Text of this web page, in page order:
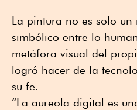
La pintura no es solo
simbólico entre lo
metáfora visual del
logró hacer de la
su fe.
“La aureola digital es